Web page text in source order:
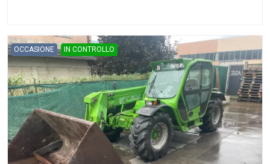
OCCASIONE IN CONTROLLO